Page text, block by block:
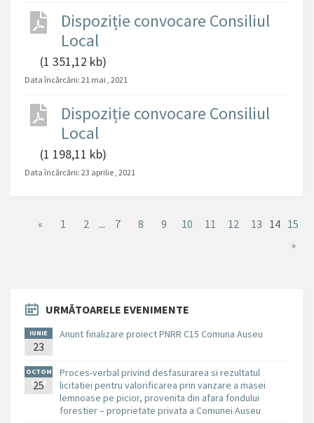
Dispoziție convocare Consiliul
Local
(1 351,12 kb)
Data încărcării: 21 mai , 2021
Dispoziție convocare Consiliul
Local
(1 198,11 kb)
Data încărcării: 23 aprilie , 2021
« 1 2 ... 7 8 9 10 11 12 13 14 15
»
URMĂTOARELE EVENIMENTE
IUNIE
23
Anunt finalizare proiect PNRR C15 Comuna Auseu
OCTOM
BRIE
25
Proces-verbal privind desfasurarea si rezultatul
licitatiei pentru valorificarea prin vanzare a masei
lemnoase pe picior, provenita din afara fondului
forestier – proprietate privata a Comunei Auseu